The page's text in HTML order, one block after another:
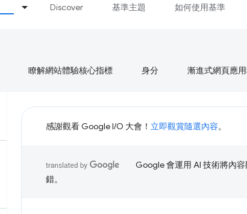
Discover 基準主題 如何使用基準
瞭解網站體驗核心指標 身分 漸進式網頁應
感謝觀看 Google I/O 大會！ 立即觀賞隨選內容。
Google 會運用 AI 技術將內
錯。